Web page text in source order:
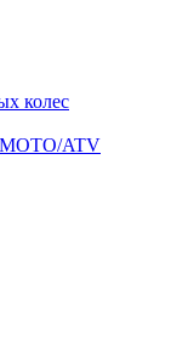
колес
MOTO/ATV